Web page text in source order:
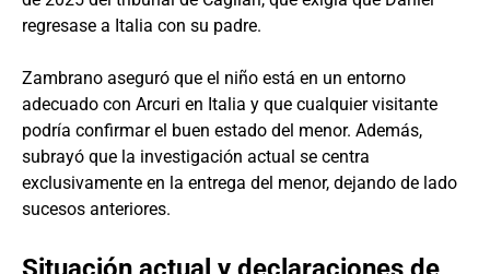
regresase a Italia con su padre.
Zambrano aseguró que el niño está en un entorno
adecuado con Arcuri en Italia y que cualquier visitante
podría confirmar el buen estado del menor. Además,
subrayó que la investigación actual se centra
exclusivamente en la entrega del menor, dejando de lado
sucesos anteriores.